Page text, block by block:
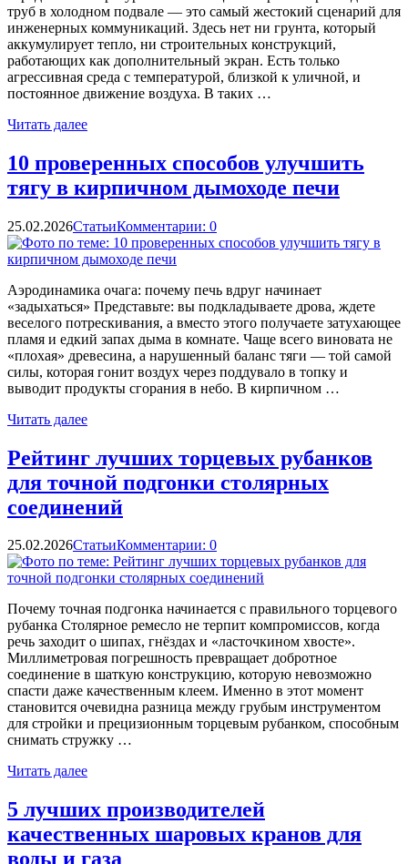
труб в холодном подвале — это самый жестокий сценарий для
инженерных коммуникаций. Здесь нет ни грунта, который
аккумулирует тепло, ни строительных конструкций,
работающих как дополнительный экран. Есть только
агрессивная среда с температурой, близкой к уличной, и
постоянное движение воздуха. В таких …
Читать далее
10 проверенных способов улучшить
тягу в кирпичном дымоходе печи
25.02.2026СтатьиКомментарии: 0
Аэродинамика очага: почему печь вдруг начинает
«задыхаться» Представьте: вы подкладываете дрова, ждете
веселого потрескивания, а вместо этого получаете затухающее
пламя и едкий запах дыма в комнате. Чаще всего виновата не
«плохая» древесина, а нарушенный баланс тяги — той самой
силы, которая гонит воздух через поддувало в топку и
выводит продукты сгорания в небо. В кирпичном …
Читать далее
Рейтинг лучших торцевых рубанков
для точной подгонки столярных
соединений
25.02.2026СтатьиКомментарии: 0
Почему точная подгонка начинается с правильного торцевого
рубанка Столярное ремесло не терпит компромиссов, когда
речь заходит о шипах, гнёздах и «ласточкином хвосте».
Миллиметровая погрешность превращает добротное
соединение в шаткую конструкцию, которую невозможно
спасти даже качественным клеем. Именно в этот момент
становится очевидна разница между грубым инструментом
для стройки и прецизионным торцевым рубанком, способным
снимать стружку …
Читать далее
5 лучших производителей
качественных шаровых кранов для
воды и газа